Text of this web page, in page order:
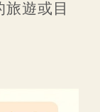
遊或目